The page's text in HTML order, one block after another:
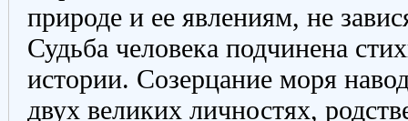
природе и ее явлениям, не
Судьба человека подчинена
истории. Созерцание моря
двух великих личностях,